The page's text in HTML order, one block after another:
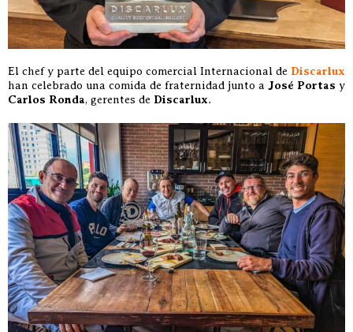
El chef y parte del equipo comercial Internacional de Discarlux
han celebrado una comida de fraternidad junto a José Portas y
Carlos Ronda, gerentes de Discarlux.